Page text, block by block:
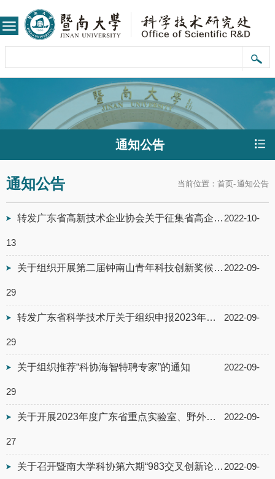
通知公告
当前位置： 首页-通知公告
通知公告
转发广东省高新技术企业协会关于征集省高企协会专家库专家的通知 2022-10-
13
关于组织开展第二届钟南山青年科技创新奖候选人人选推荐工作的通知 2022-09-
29
转发广东省科学技术厅关于组织申报2023年度省重点领域研发计划“脑科学与类脑研究... 2022-09-
29
关于组织推荐“科协海智特聘专家”的通知 2022-09-
29
关于开展2023年度广东省重点实验室、野外科学观测研究站等科技基础条件建设项目预... 2022-09-
27
关于召开暨南大学科协第六期“983交叉创新论坛”暨2022年王宽诚青年学者交流会的... 2022-09-